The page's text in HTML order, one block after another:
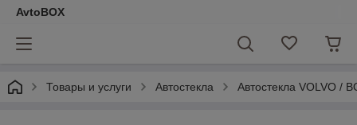
AvtoBOX
Товары и услуги Автостекла Автостекла VOLVO /